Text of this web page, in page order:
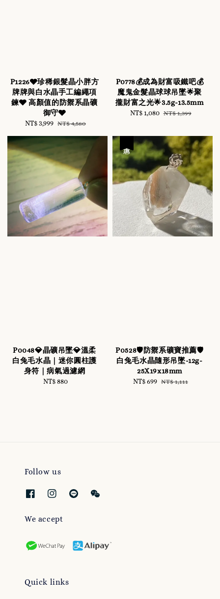
P1226🩶珍稀銀髮晶小胖方
牌牌與白水晶手工編繩項
鍊🩶 高顏值的防禦系晶礦
御守🩶
Sale
NT$ 3,999 Regular
NT$ 4,580
P0778💰成為財富吸鐵吧💰
魔鬼金髮晶球球吊墜🌟聚
攏財富之光🌟3.5g-13.5mm
Sale
NT$ 1,080 Regular
NT$ 1,399
P0048💎晶礦吊墜💎溫柔
白兔毛水晶｜迷你圓柱護
身符｜病氣過濾網
Regular
NT$ 880
P0528🛡️防禦系礦寶推薦🛡️
白兔毛水晶隨形吊墜-12g-
25X19x18mm
Sale
NT$ 699 Regular
NT$ 1,111
Follow us
We accept
Quick links